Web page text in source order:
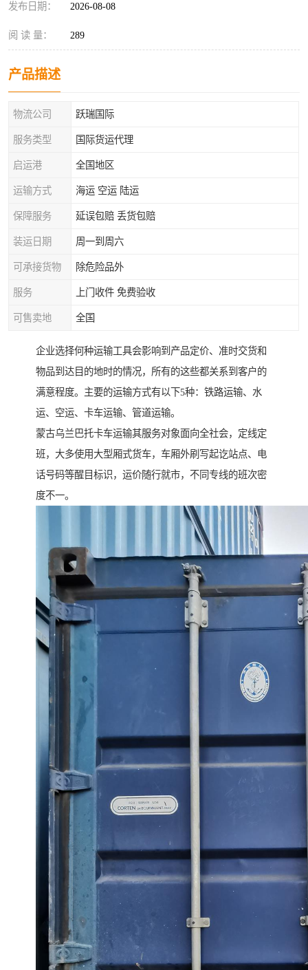
发布日期： 2026-08-08
阅 读 量： 289
产品描述
物流公司 跃瑞国际
服务类型 国际货运代理
启运港 全国地区
运输方式 海运 空运 陆运
保障服务 延误包赔 丢货包赔
装运日期 周一到周六
可承接货物 除危险品外
服务 上门收件 免费验收
可售卖地 全国
企业选择何种运输工具会影响到产品定价、准时交货和
物品到达目的地时的情况，所有的这些都关系到客户的
满意程度。主要的运输方式有以下5种：铁路运输、水
运、空运、卡车运输、管道运输。
蒙古乌兰巴托卡车运输其服务对象面向全社会，定线定
班，大多使用大型厢式货车，车厢外刷写起讫站点、电
话号码等醒目标识，运价随行就市，不同专线的班次密
度不一。